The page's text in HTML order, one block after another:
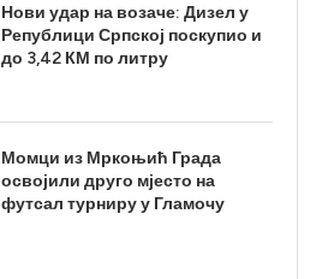
Нови удар на возаче: Дизел у
Републици Српској поскупио и
до 3,42 КМ по литру
Момци из Мркоњић Града
освојили друго мјесто на
футсал турниру у Гламочу